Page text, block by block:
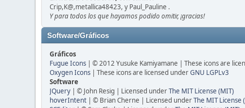
Crip,K@,metallica48423, y Paul_Pauline .
Y para todos los que hayamos podido omitir, ¡gracias!
Software/Gráficos
Gráficos
Fugue Icons | © 2012 Yusuke Kamiyamane | These icons are
Oxygen Icons | These icons are licensed underGNU LGPLv3
Software
JQuery | © John Resig | Licensed underThe MIT License (MIT)
hoverIntent | © Brian Cherne | Licensed underThe MIT License